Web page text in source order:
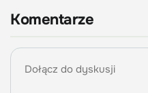
Komentarze